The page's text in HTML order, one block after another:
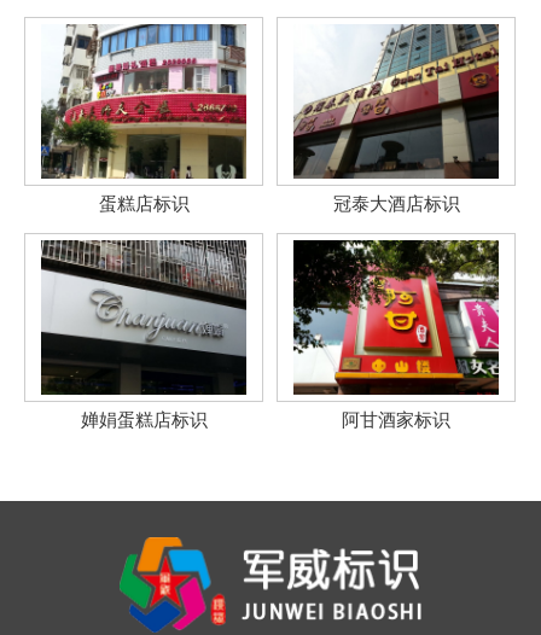
蛋糕店标识 冠泰大酒店标识
婵娟蛋糕店标识 阿甘酒家标识